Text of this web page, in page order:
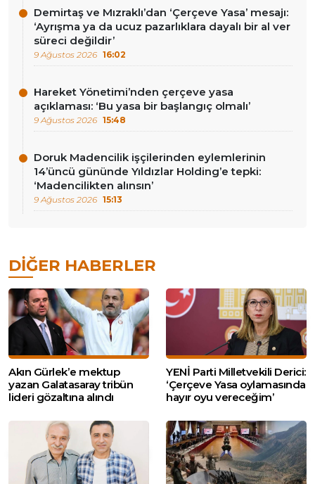
Demirtaş ve Mızraklı’dan ‘Çerçeve Yasa’ mesajı:
‘Ayrışma ya da ucuz pazarlıklara dayalı bir al ver
süreci değildir’
9 Ağustos 2026 16:02
Hareket Yönetimi’nden çerçeve yasa
açıklaması: ‘Bu yasa bir başlangıç olmalı’
9 Ağustos 2026 15:48
Doruk Madencilik işçilerinden eylemlerinin
14’üncü gününde Yıldızlar Holding’e tepki:
‘Madencilikten alınsın’
9 Ağustos 2026 15:13
DIĞER HABERLER
Akın Gürlek’e mektup
yazan Galatasaray tribün
lideri gözaltına alındı
YENİ Parti Milletvekili Derici:
‘Çerçeve Yasa oylamasında
hayır oyu vereceğim’